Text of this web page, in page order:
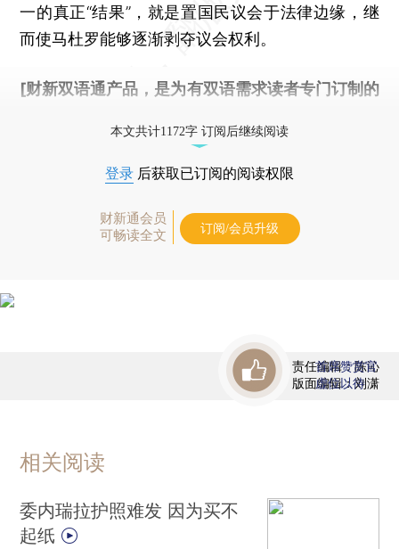
一的真正“结果”，就是置国民议会于法律边缘，继
而使马杜罗能够逐渐剥夺议会权利。
[财新双语通产品，是为有双语需求读者专门订制的
本文共计1172字 订阅后继续阅读
登录 后获取已订阅的阅读权限
财新通会员
可畅读全文
订阅/会员升级
责任编辑：陈沁
版面编辑：刘潇
首席赞赏官
虚位以待
相关阅读
委内瑞拉护照难发 因为买不
起纸